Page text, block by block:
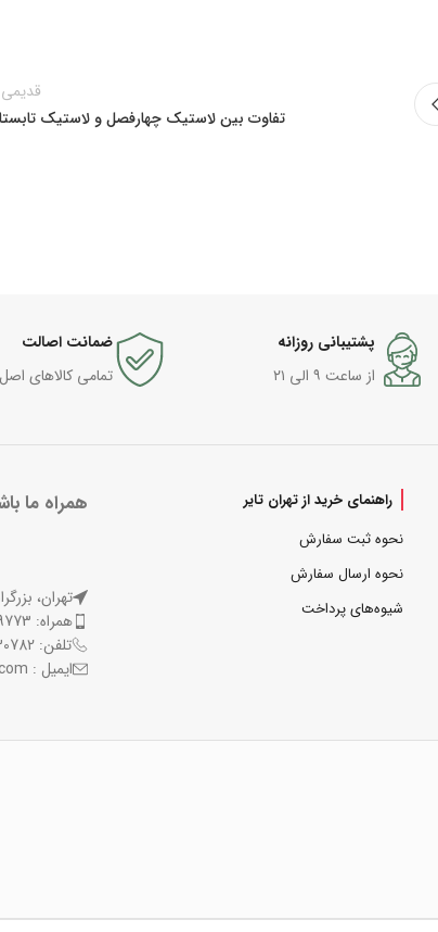
قدیمی
تفاوت بین لاستیک چهارفصل و لاستیک
پشتیبانی روزانه
از ساعت ۹ الی ۲۱
ضمانت اصالت
تمامی کالاهای اصل
راهنمای خرید از تهران تایر
نحوه ثبت سفارش
نحوه ارسال سفارش
شیوه‌های پرداخت
همراه ما
تهران،
همراه: 09121509773
تلفن: 77130782-021 و 77130841-021
ایمیل : support@tehrantire.com